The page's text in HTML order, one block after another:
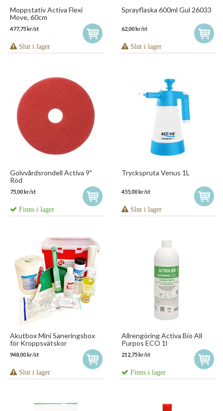
Moppstativ Activa Flexi
Move, 60cm
477,75 kr/st
Slut i lager
Sprayflaska 600ml Gul 26033
62,00 kr/st
Slut i lager
Golvvårdsrondell Activa 9"
Röd
75,00 kr/st
Finns i lager
Tryckspruta Venus 1L
455,00 kr/st
Slut i lager
Akutbox Mini Saneringsbox
för Kroppsvätskor
948,00 kr/st
Slut i lager
Allrengöring Activa Bio All
Purpos ECO 1l
212,75 kr/st
Finns i lager